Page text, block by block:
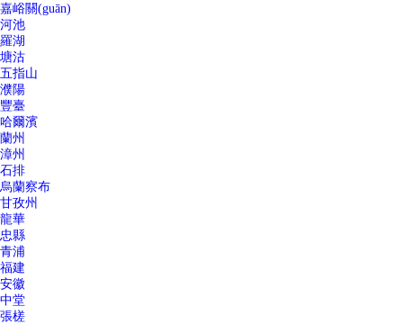
嘉峪關(guān)
河池
羅湖
塘沽
五指山
濮陽
豐臺
哈爾濱
蘭州
漳州
石排
烏蘭察布
甘孜州
龍華
忠縣
青浦
福建
安徽
中堂
張槎